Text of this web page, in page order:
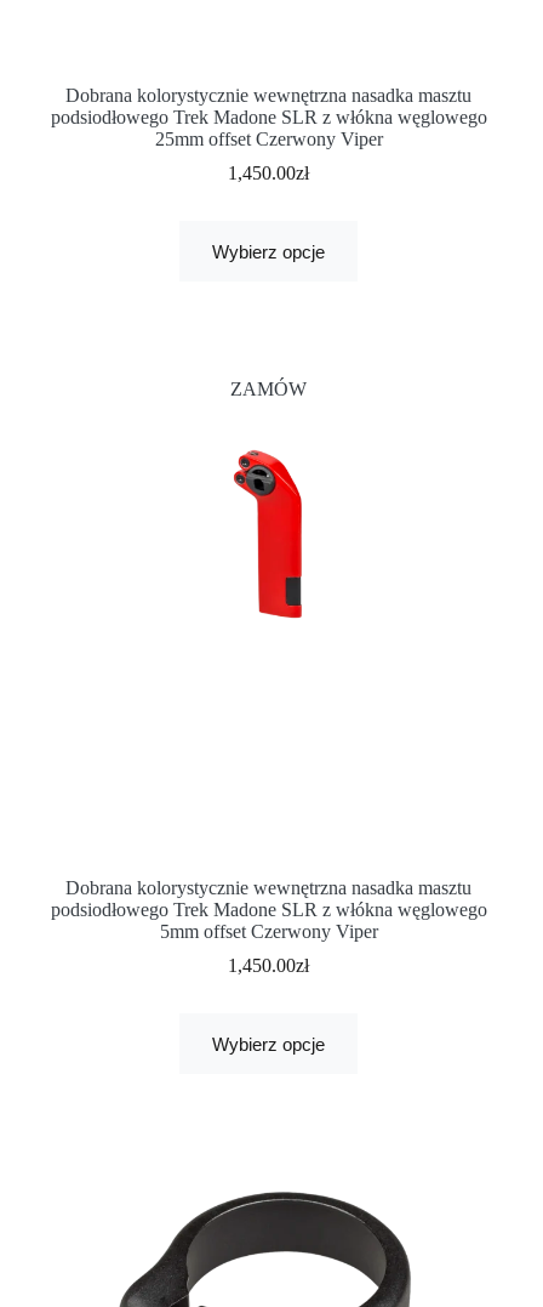
Dobrana kolorystycznie wewnętrzna nasadka masztu
podsiodłowego Trek Madone SLR z włókna węglowego
25mm offset Czerwony Viper
1,450.00zł
Wybierz opcje
ZAMÓW
Dobrana kolorystycznie wewnętrzna nasadka masztu
podsiodłowego Trek Madone SLR z włókna węglowego
5mm offset Czerwony Viper
1,450.00zł
Wybierz opcje